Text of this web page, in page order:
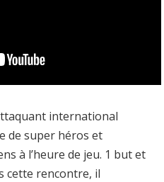
international
de super héros et
à l’heure de jeu. 1 but et
cette rencontre, il